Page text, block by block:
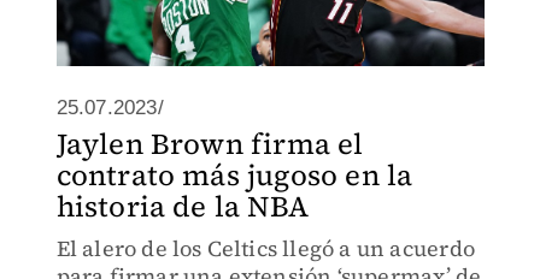
25.07.2023/
Jaylen Brown firma el
contrato más jugoso en la
historia de la NBA
El alero de los Celtics llegó a un acuerdo